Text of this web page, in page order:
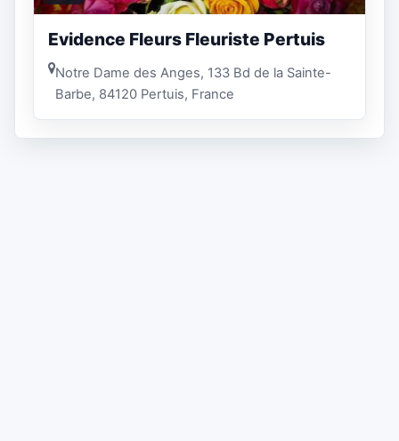
Evidence Fleurs Fleuriste Pertuis
Notre Dame des Anges, 133 Bd de la Sainte-
Barbe, 84120 Pertuis, France